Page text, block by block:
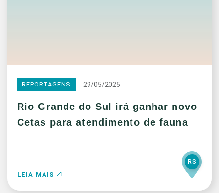
REPORTAGENS 29/05/2025
Rio Grande do Sul irá ganhar novo
Cetas para atendimento de fauna
LEIA MAIS
RS